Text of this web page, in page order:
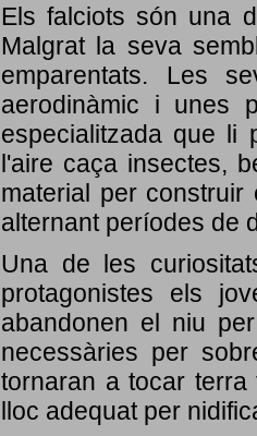
Els falciots són una
Malgrat la seva
emparentats. Les
aerodinàmic i unes
especialitzada que li
l'aire caça insectes,
material per
alternant períodes de
Una de les
protagonistes els
abandonen el niu
necessàries per
tornaran a tocar
lloc adequat per